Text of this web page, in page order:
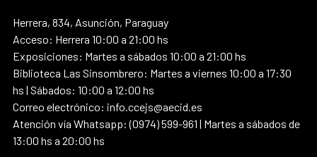
Herrera, 834, Asunción, Paraguay
Acceso: Herrera 10:00 a 21:00 hs
Exposiciones: Martes a sábados 10:00 a 21:00 hs
Biblioteca Las Sinsombrero: Martes a viernes 10:00 a 17:30
hs | Sábados: 10:00 a 12:00 hs
Correo electrónico: info.ccejs@aecid.es
Atención vía Whatsapp: (0974) 599-961 | Martes a sábados de
13:00 hs a 20:00 hs